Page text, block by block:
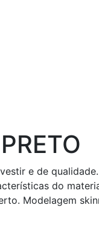
e de
do
Modelagem